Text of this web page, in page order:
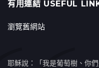
有用連結 USEFUL
瀏覽舊網站
耶穌說：「我是葡萄樹、你